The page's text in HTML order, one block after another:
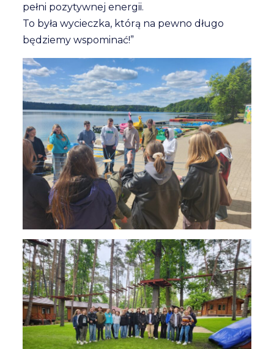
pełni pozytywnej energii.
To była wycieczka, którą na pewno długo
będziemy wspominać!”